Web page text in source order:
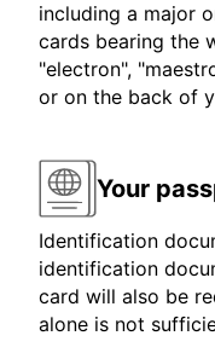
including a major
cards bearing the
"electron",
or on the back of
Your
Identification
identification
card will also be
alone is not